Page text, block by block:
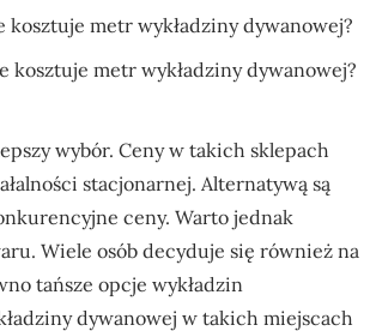
kosztuje metr wykładziny dywanowej?
wybór. Ceny w takich sklepach
stacjonarnej. Alternatywą są
ceny. Warto jednak
Wiele osób decyduje się również na
tańsze opcje wykładzin
dywanowej w takich miejscach